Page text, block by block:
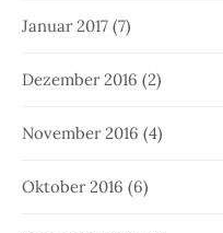
Januar 2017 (7)
Dezember 2016 (2)
November 2016 (4)
Oktober 2016 (6)